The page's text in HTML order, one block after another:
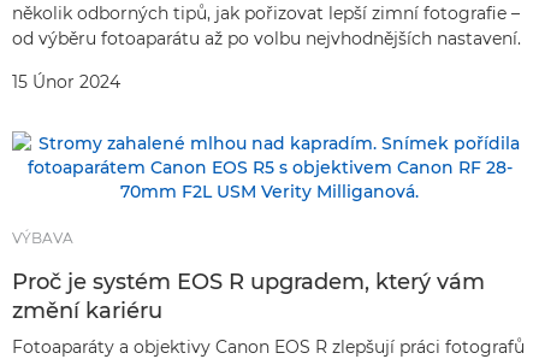
několik odborných tipů, jak pořizovat lepší zimní fotografie –
od výběru fotoaparátu až po volbu nejvhodnějších nastavení.
15 Únor 2024
VÝBAVA
Proč je systém EOS R upgradem, který vám
změní kariéru
Fotoaparáty a objektivy Canon EOS R zlepšují práci fotografů